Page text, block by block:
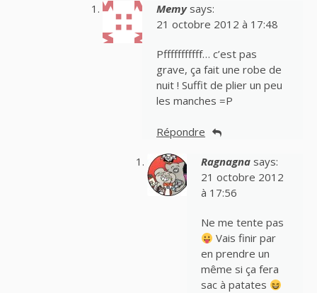
Memy says:
21 octobre 2012 à 17:48
Pfffffffffff… c’est pas
grave, ça fait une robe de
nuit ! Suffit de plier un peu
les manches =P
Répondre
Ragnagna says:
21 octobre 2012
à 17:56
Ne me tente pas
Vais finir par
en prendre un
même si ça fera
sac à patates